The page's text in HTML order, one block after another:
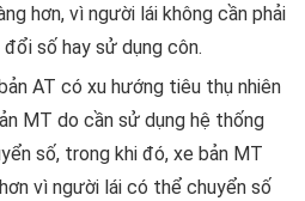
hơn, vì người lái không cần phải
số hay sử dụng côn.
AT có xu hướng tiêu thụ nhiên
MT do cần sử dụng hệ thống
số, trong khi đó, xe bản MT
vì người lái có thể chuyển số